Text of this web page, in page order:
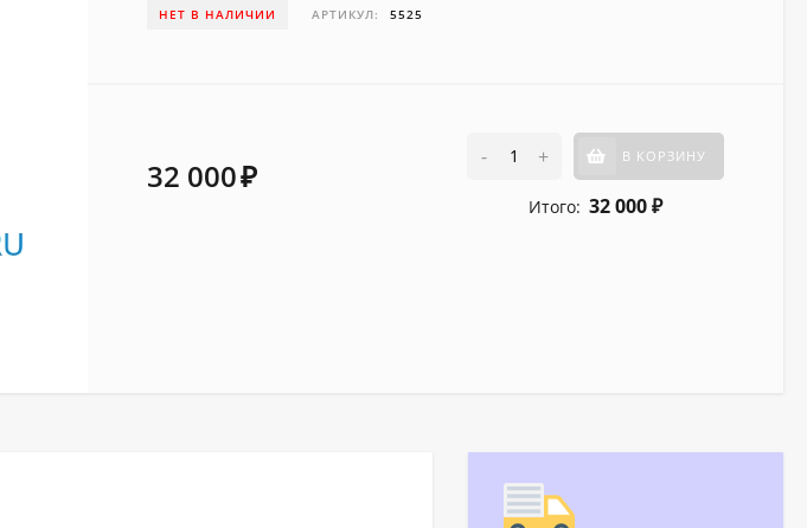
НЕТ В НАЛИЧИИ АРТИКУЛ: 5525
32 000₽
- + В КОРЗИНУ
Итого: 32 000 ₽